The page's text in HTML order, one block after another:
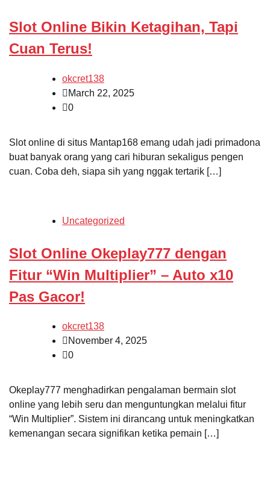
Slot Online Bikin Ketagihan, Tapi
Cuan Terus!
okcret138
March 22, 2025
0
Slot online di situs Mantap168 emang udah jadi primadona
buat banyak orang yang cari hiburan sekaligus pengen
cuan. Coba deh, siapa sih yang nggak tertarik […]
Uncategorized
Slot Online Okeplay777 dengan
Fitur “Win Multiplier” – Auto x10
Pas Gacor!
okcret138
November 4, 2025
0
Okeplay777 menghadirkan pengalaman bermain slot
online yang lebih seru dan menguntungkan melalui fitur
“Win Multiplier”. Sistem ini dirancang untuk meningkatkan
kemenangan secara signifikan ketika pemain […]